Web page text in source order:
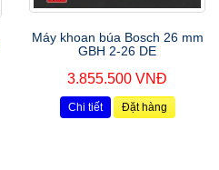
Máy khoan búa Bosch 26 mm
GBH 2-26 DE
3.855.500 VNĐ
Chi tiết Đặt hàng